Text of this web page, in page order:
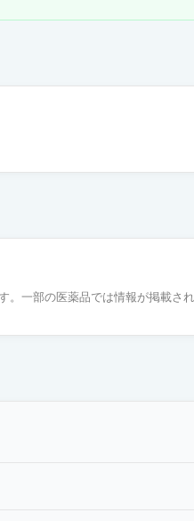
一部の医薬品では情報が掲載さ